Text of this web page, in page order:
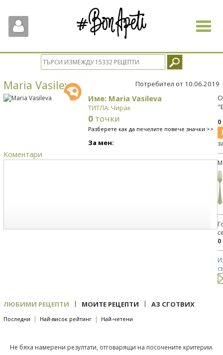
Toggle
Maria Vasileva Потребител от 10.06.2019
Име: Maria Vasileva
ТИТЛА: Чирак
0 точки
Разберете как да печелите повече значки >>
За мен:
Коментари
0
ЛЮБИМИ РЕЦЕПТИ | МОИТЕ РЕЦЕПТИ | АЗ СГОТВИХ
Последни | Най-висок рейтинг | Най-четени
Не бяха намерени резултати, отговарящи на посочените критерии.